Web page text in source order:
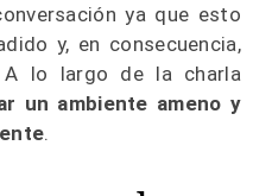
ya que esto
y, en consecuencia,
A lo largo de la charla
un ambiente ameno y
.